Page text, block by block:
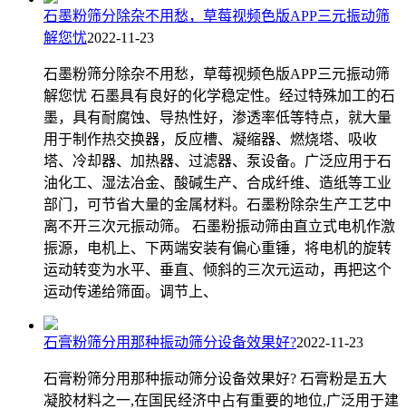
石墨粉筛分除杂不用愁，草莓视频色版APP三元振动筛
解您忧2022-11-23
石墨粉筛分除杂不用愁，草莓视频色版APP三元振动筛
解您忧 石墨具有良好的化学稳定性。经过特殊加工的石
墨，具有耐腐蚀、导热性好，渗透率低等特点，就大量
用于制作热交换器，反应槽、凝缩器、燃烧塔、吸收
塔、冷却器、加热器、过滤器、泵设备。广泛应用于石
油化工、湿法冶金、酸碱生产、合成纤维、造纸等工业
部门，可节省大量的金属材料。石墨粉除杂生产工艺中
离不开三次元振动筛。 石墨粉振动筛由直立式电机作激
振源，电机上、下两端安装有偏心重锤，将电机的旋转
运动转变为水平、垂直、倾斜的三次元运动，再把这个
运动传递给筛面。调节上、
石膏粉筛分用那种振动筛分设备效果好?2022-11-23
石膏粉筛分用那种振动筛分设备效果好? 石膏粉是五大
凝胶材料之一,在国民经济中占有重要的地位,广泛用于建